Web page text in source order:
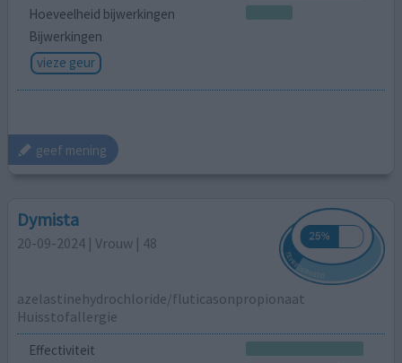
Hoeveelheid bijwerkingen
Bijwerkingen
vieze geur
geef mening
Dymista
20-09-2024 | Vrouw | 48
azelastinehydrochloride/fluticasonpropionaat
Huisstofallergie
Effectiviteit